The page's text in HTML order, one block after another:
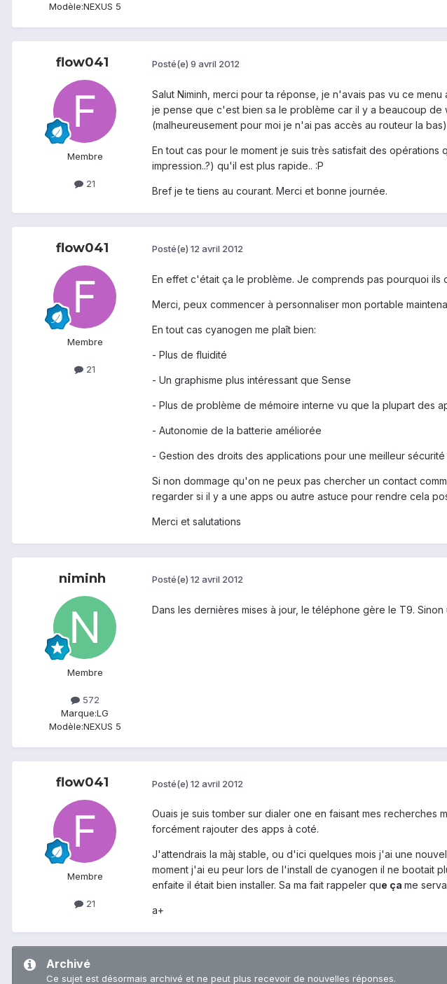
Modèle:NEXUS 5
flow041
Membre
21
Posté(e) 9 avril 2012
Salut Niminh, merci pour ta réponse, je n'avais pas vu ce
je pense que c'est bien sa le problème car il y a beaucoup de
(malheureusement pour moi je n'ai pas accès au routeur la
En tout cas pour le moment je suis très satisfait des
impression..?) qu'il est plus rapide.. :P
Bref je te tiens au courant. Merci et bonne journée.
flow041
Membre
21
Posté(e) 12 avril 2012
En effet c'était ça le problème. Je comprends pas pourquoi ils
Merci, peux commencer à personnaliser mon portable
En tout cas cyanogen me plaît bien:
- Plus de fluidité
- Un graphisme plus intéressant que Sense
- Plus de problème de mémoire interne vu que la plupart des
- Autonomie de la batterie améliorée
- Gestion des droits des applications pour une meilleur
Si non dommage qu'on ne peux pas chercher un contact
regarder si il y a une apps ou autre astuce pour rendre cela
Merci et salutations
niminh
Membre
572
Marque:LG
Modèle:NEXUS 5
Posté(e) 12 avril 2012
Dans les dernières mises à jour, le téléphone gère le T9.
flow041
Membre
21
Posté(e) 12 avril 2012
Ouais je suis tomber sur dialer one en faisant mes
forcément rajouter des apps à coté.
J'attendrais la màj stable, ou d'ici quelques mois j'ai une
moment j'ai eu peur lors de l'install de cyanogen il ne bootait
enfaite il était bien installer. Sa ma fait rappeler que ça me
a+
Archivé
Ce sujet est désormais archivé et ne peut plus recevoir de nouvelles réponses.